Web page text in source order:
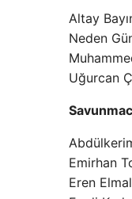
Altay
Neden
Uğurcan
Emirhan
Eren